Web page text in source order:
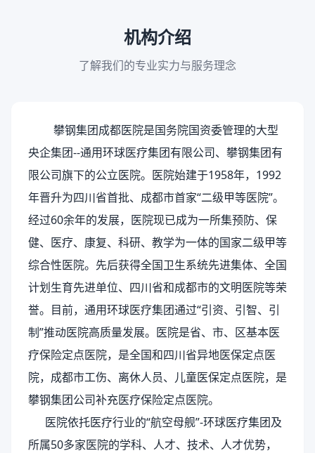
机构介绍
了解我们的专业实力与服务理念
攀钢集团成都医院是国务院国资委管理的大型
央企集团--通用环球医疗集团有限公司、攀钢集团有
限公司旗下的公立医院。医院始建于1958年，1992
年晋升为四川省首批、成都市首家“二级甲等医院”。
经过60余年的发展，医院现已成为一所集预防、保
健、医疗、康复、科研、教学为一体的国家二级甲等
综合性医院。先后获得全国卫生系统先进集体、全国
计划生育先进单位、四川省和成都市的文明医院等荣
誉。目前，通用环球医疗集团通过“引资、引智、引
制”推动医院高质量发展。医院是省、市、区基本医
疗保险定点医院，是全国和四川省异地医保定点医
院，成都市工伤、离休人员、儿童医保定点医院，是
攀钢集团公司补充医疗保险定点医院。
医院依托医疗行业的“航空母舰”-环球医疗集团及
所属50多家医院的学科、人才、技术、人才优势，